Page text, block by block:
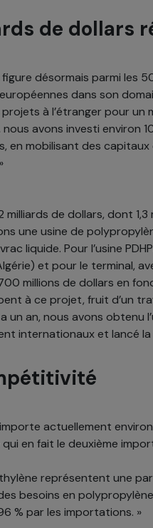
de dollars
figure désormais parmi les
dans son
projets à l’étranger pour
avons investi environ
en mobilisant des
de dollars, dont 1,3
une usine de
liquide. Pour l’usine
et pour le terminal,
millions de dollars en
à ce projet, fruit d’un
un an, nous avons obtenu
internationaux et lancé
actuellement
en fait le deuxième
représentent une
besoins en
% par les importations. »